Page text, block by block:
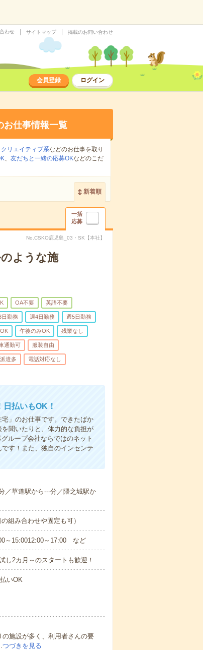
わせ サイトマップ 掲載のお問い合わせ
会員登録 ログイン
お仕事情報一覧
クリエイティブ系などのお仕事を取り
、 友だちと一緒の応募OKなどのこだ
新着順
一括
応募
No.CSKO鹿児島_03・SK【本社】
ような施
OA不要 英語不要
日勤務 週4日勤務 週5日勤務
午後のみOK 残業なし
通勤可 服装自由
派遣多 電話対応なし
払いもOK！
」のお仕事です。できたばか
聞いたりと、体力的な負担が
ループ会社ならではのネット
す！また、独自のインセンテ
／草道駅から---分／隈之城駅か
組み合わせや固定も可）
～15:0012:00～17:00 など
2カ月～のスタートも歓迎！
いOK
施設が多く、利用者さんの要
つづきを見る